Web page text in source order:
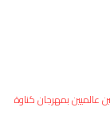
عالميين بمهرجان كناوة